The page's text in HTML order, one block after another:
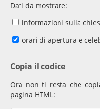
Dati da mostrare:
informazioni sulla
orari di apertura e
Copia il codice
Ora non ti resta che
pagina HTML: